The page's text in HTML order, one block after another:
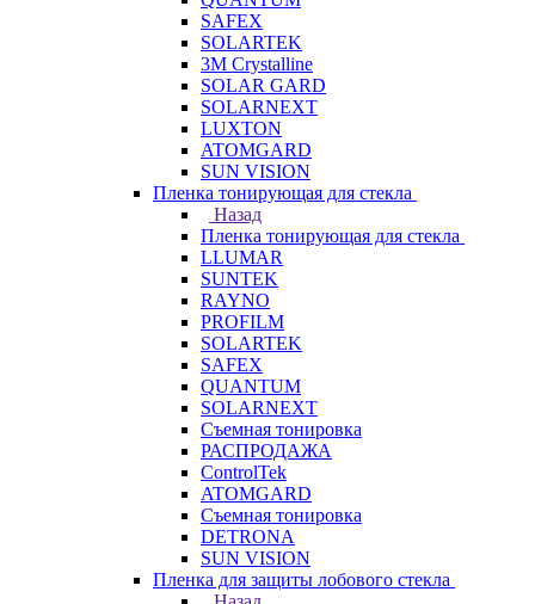
SAFEX
SOLARTEK
3M Crystalline
SOLAR GARD
SOLARNEXT
LUXTON
ATOMGARD
SUN VISION
Пленка тонирующая для стекла
Назад
Пленка тонирующая для стекла
LLUMAR
SUNTEK
RAYNO
PROFILM
SOLARTEK
SAFEX
QUANTUM
SOLARNEXT
Съемная тонировка
РАСПРОДАЖА
ControlTek
ATOMGARD
Съемная тонировка
DETRONA
SUN VISION
Пленка для защиты лобового стекла